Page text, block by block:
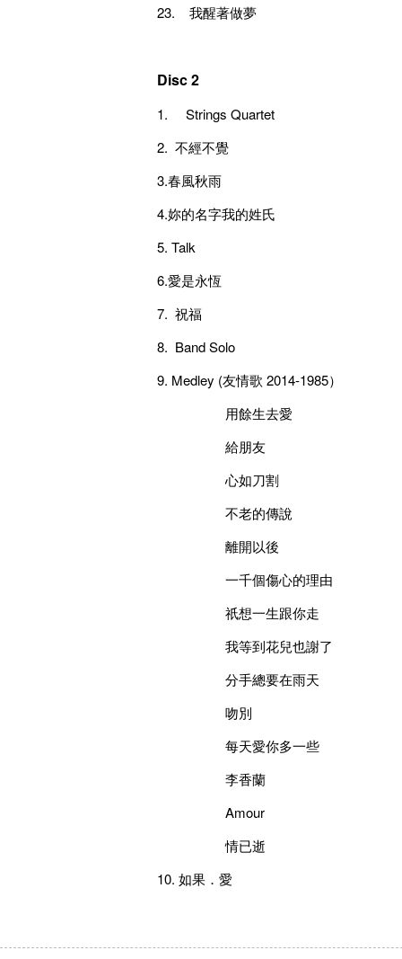
23. 我醒著做夢
Disc 2
1. Strings Quartet
2. 不經不覺
3.春風秋雨
4.妳的名字我的姓氏
5. Talk
6.愛是永恆
7. 祝福
8. Band Solo
9. Medley (友情歌 2014-1985）
用餘生去愛
給朋友
心如刀割
不老的傳說
離開以後
一千個傷心的理由
祇想一生跟你走
我等到花兒也謝了
分手總要在雨天
吻別
每天愛你多一些
李香蘭
Amour
情已逝
10. 如果．愛